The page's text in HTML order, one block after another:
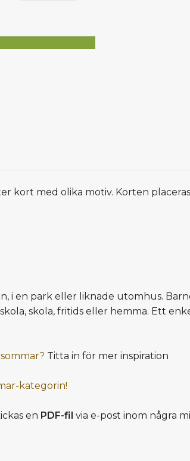
kort med olika motiv. Korten
i en park eller liknade utomhus.
skola, fritids eller hemma. Ett
Titta in för mer inspiration
kategorin!
en PDF-fil via e-post inom några